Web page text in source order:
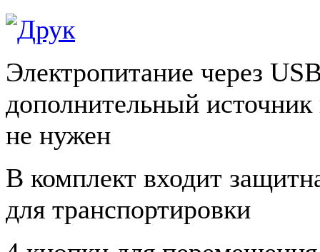
Электропитание через
дополнительный источник
не нужен
В комплект входит
для транспортировки